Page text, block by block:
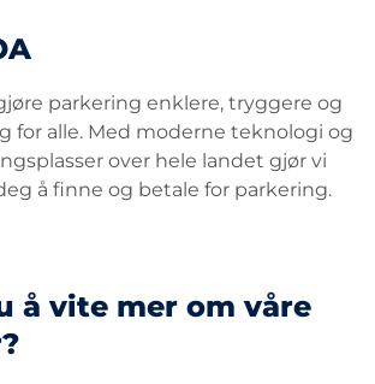
parkering enklere, tryggere og
for alle. Med moderne teknologi og
over hele landet gjør vi
å finne og betale for parkering.
å vite mer om våre